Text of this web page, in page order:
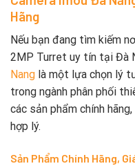
Hãng
Nếu bạn đang tìm kiếm
2MP Turret uy tín tại Đà
Nang là một lựa chọn lý
trong ngành phân phối
các sản phẩm chính
hợp lý.
Sản Phẩm Chính Hãng,